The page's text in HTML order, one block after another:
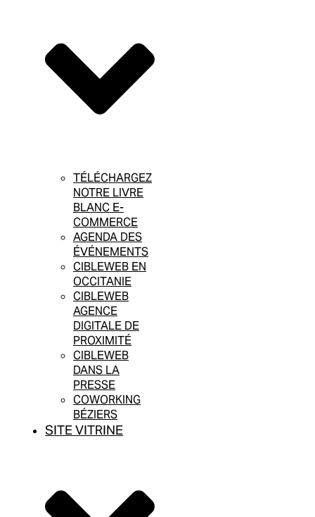
TÉLÉCHARGEZ
NOTRE LIVRE
BLANC E-
COMMERCE
AGENDA DES
ÉVÉNEMENTS
CIBLEWEB EN
OCCITANIE
CIBLEWEB
AGENCE
DIGITALE DE
PROXIMITÉ
CIBLEWEB
DANS LA
PRESSE
COWORKING
BÉZIERS
SITE VITRINE